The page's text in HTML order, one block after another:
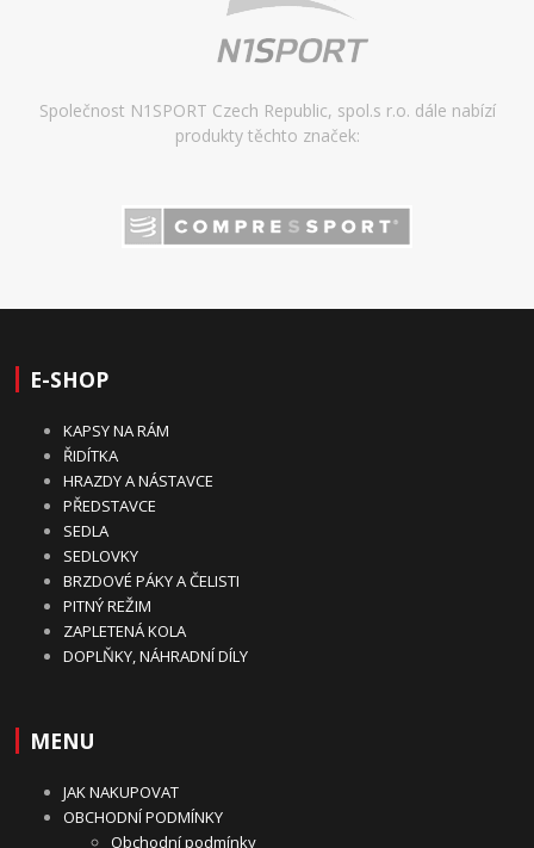
Společnost N1SPORT Czech Republic, spol.s r.o. dále nabízí
produkty těchto značek:
E-SHOP
KAPSY NA RÁM
ŘIDÍTKA
HRAZDY A NÁSTAVCE
PŘEDSTAVCE
SEDLA
SEDLOVKY
BRZDOVÉ PÁKY A ČELISTI
PITNÝ REŽIM
ZAPLETENÁ KOLA
DOPLŇKY, NÁHRADNÍ DÍLY
MENU
JAK NAKUPOVAT
OBCHODNÍ PODMÍNKY
Obchodní podmínky